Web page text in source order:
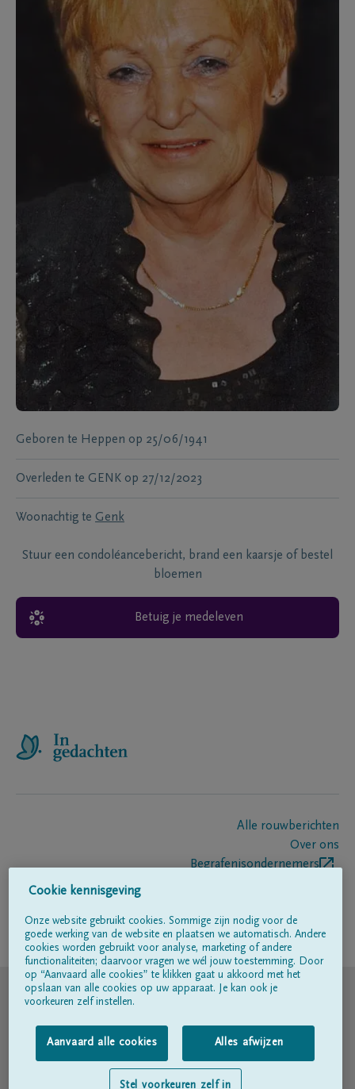
Geboren te Heppen op 25/06/1941
Overleden te GENK op 27/12/2023
Woonachtig te Genk
Stuur een condoléancebericht, brand een kaarsje of bestel
bloemen
Betuig je medeleven
Alle rouwberichten
Over ons
Begrafenisondernemers
Volg ons op
© DELA
Gebruiksvoorwaarden
Privacyverklaring
Cookie kennisgeving
Onze website gebruikt cookies. Sommige zijn nodig voor de
goede werking van de website en plaatsen we automatisch. Andere
cookies worden gebruikt voor analyse, marketing of andere
functionaliteiten; daarvoor vragen we wél jouw toestemming. Door
op “Aanvaard alle cookies” te klikken gaat u akkoord met het
opslaan van alle cookies op uw apparaat. Je kan ook je
voorkeuren zelf instellen.
Aanvaard alle cookies Alles afwijzen
Stel voorkeuren zelf in